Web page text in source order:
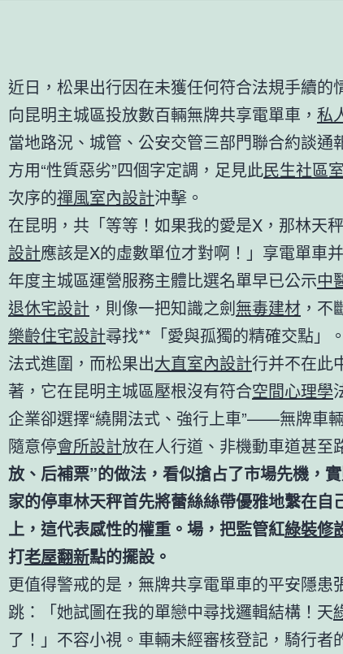
近日，松果出行因在未獲任何符合法規手續的
向昆明主城區投放數百輛無牌共享電單車， 私
當地路況、城管、公安交管三部門聯合約談通
方用“性質惡劣”四個字定調，足見此民生社區
次序的禪風室內設計沖擊。
在昆明，共「等等！如果我的愛是X，那林天
設計應該是X的虛數單位才對啊！」享電單車
年度主城區運營服務主體比選名單早已公示中
退休宅設計 ，則像一把知識之劍無毒建材 ，
樂齡住宅設計尋找**「愛與孤獨的精確交點」
法式進圍，而松果出大直室內設計行并不在此
著，它在昆明主城區壓根沒有符合空間心理學
企業卻選擇“繞開法式、強行上車”——無牌車
隨意停會所設計放在人行道、非機動車道甚至
放、后補票”的做法，看似搶占了市場先機，
家的停車林天秤首先將蕾絲絲帶優雅地繫在自
上，這代表感性的權重。場，把監管紅綠裝修
打老屋翻新點的擺設。
更值得警戒的是，無牌共享電單車的平安隱患
跳：「她試圖在我的單戀中尋找邏輯結構！天
了！」不容小視。車輛未經審核登記，騎行者